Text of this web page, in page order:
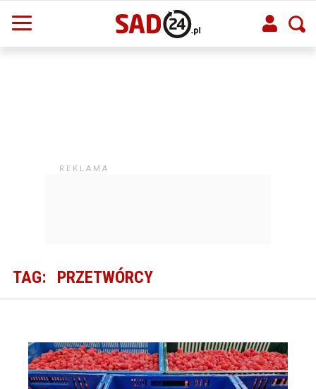
TAG: PRZETWÓRCY